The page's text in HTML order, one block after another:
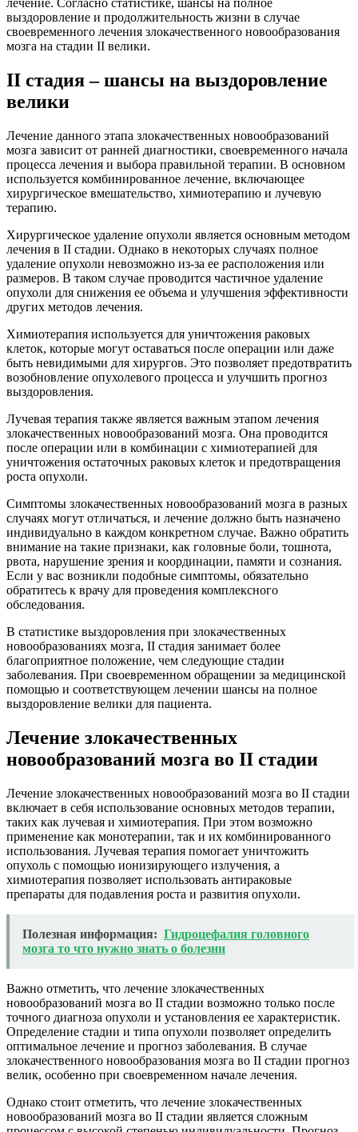
лечение. Согласно статистике, шансы на полное
выздоровление и продолжительность жизни в случае
своевременного лечения злокачественного новообразования
мозга на стадии II велики.
II стадия – шансы на выздоровление
велики
Лечение данного этапа злокачественных новообразований
мозга зависит от ранней диагностики, своевременного начала
процесса лечения и выбора правильной терапии. В основном
используется комбинированное лечение, включающее
хирургическое вмешательство, химиотерапию и лучевую
терапию.
Хирургическое удаление опухоли является основным методом
лечения в II стадии. Однако в некоторых случаях полное
удаление опухоли невозможно из-за ее расположения или
размеров. В таком случае проводится частичное удаление
опухоли для снижения ее объема и улучшения эффективности
других методов лечения.
Химиотерапия используется для уничтожения раковых
клеток, которые могут оставаться после операции или даже
быть невидимыми для хирургов. Это позволяет предотвратить
возобновление опухолевого процесса и улучшить прогноз
выздоровления.
Лучевая терапия также является важным этапом лечения
злокачественных новообразований мозга. Она проводится
после операции или в комбинации с химиотерапией для
уничтожения остаточных раковых клеток и предотвращения
роста опухоли.
Симптомы злокачественных новообразований мозга в разных
случаях могут отличаться, и лечение должно быть назначено
индивидуально в каждом конкретном случае. Важно обратить
внимание на такие признаки, как головные боли, тошнота,
рвота, нарушение зрения и координации, памяти и сознания.
Если у вас возникли подобные симптомы, обязательно
обратитесь к врачу для проведения комплексного
обследования.
В статистике выздоровления при злокачественных
новообразованиях мозга, II стадия занимает более
благоприятное положение, чем следующие стадии
заболевания. При своевременном обращении за медицинской
помощью и соответствующем лечении шансы на полное
выздоровление велики для пациента.
Лечение злокачественных
новообразований мозга во II стадии
Лечение злокачественных новообразований мозга во II стадии
включает в себя использование основных методов терапии,
таких как лучевая и химиотерапия. При этом возможно
применение как монотерапии, так и их комбинированного
использования. Лучевая терапия помогает уничтожить
опухоль с помощью ионизирующего излучения, а
химиотерапия позволяет использовать антираковые
препараты для подавления роста и развития опухоли.
Полезная информация: Гидроцефалия головного
мозга то что нужно знать о болезни
Важно отметить, что лечение злокачественных
новообразований мозга во II стадии возможно только после
точного диагноза опухоли и установления ее характеристик.
Определение стадии и типа опухоли позволяет определить
оптимальное лечение и прогноз заболевания. В случае
злокачественного новообразования мозга во II стадии прогноз
велик, особенно при своевременном начале лечения.
Однако стоит отметить, что лечение злокачественных
новообразований мозга во II стадии является сложным